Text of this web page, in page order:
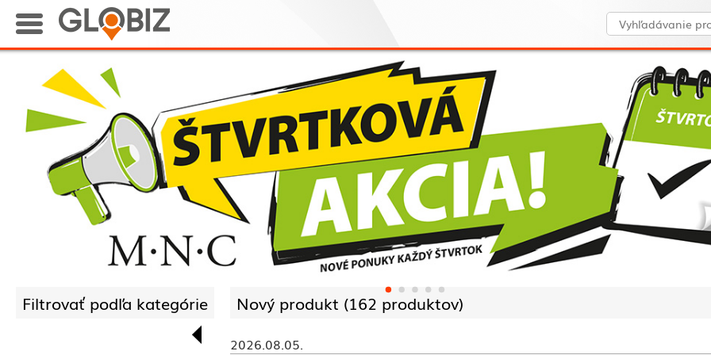
Filtrovať podľa kategórie Nový produkt (162 produktov)
2026.08.05.